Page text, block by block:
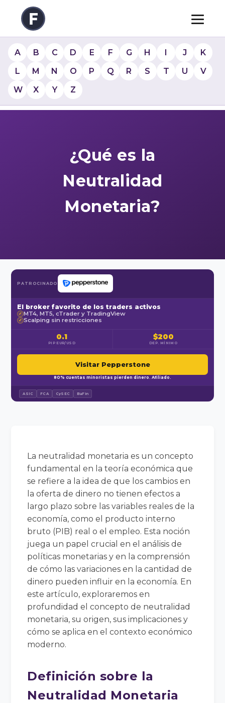
A B C D E F G H I J
K
L
M N O P Q R S T U
V
W
X Y Z
¿Qué es la
Neutralidad
Monetaria?
PATROCINADO
El broker favorito de los traders activos
✓ MT4, MT5, cTrader y TradingView
✓ Scalping sin restricciones
0.1
PIP EUR/USD
$200
DEP. MÍNIMO
Visitar Pepperstone
80% cuentas minoristas pierden dinero. Afiliado.
ASIC FCA CySEC BaFin
La neutralidad monetaria es un concepto
fundamental en la teoría económica que
se refiere a la idea de que los cambios en
la oferta de dinero no tienen efectos a
largo plazo sobre las variables reales de la
economía, como el producto interno
bruto (PIB) real o el empleo. Esta noción
juega un papel crucial en el análisis de
políticas monetarias y en la comprensión
de cómo las variaciones en la cantidad de
dinero pueden influir en la economía. En
este artículo, exploraremos en
profundidad el concepto de neutralidad
monetaria, su origen, sus implicaciones y
cómo se aplica en el contexto económico
moderno.
Definición sobre la
Neutralidad Monetaria